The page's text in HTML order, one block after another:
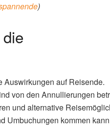
)
Auswirkungen auf Reisende.
von den Annullierungen
und alternative
Umbuchungen kommen